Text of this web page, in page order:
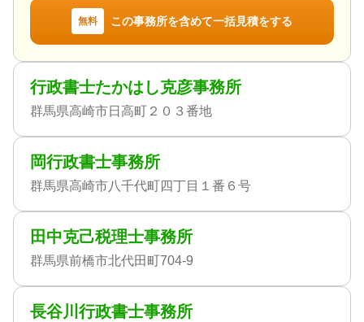
無料 この事務所を含めて一括見積をする
行政書士たかはし克彦事務所
群馬県高崎市日高町２０３番地
岡行政書士事務所
群馬県高崎市八千代町四丁目１番６号
田中克己税理士事務所
群馬県前橋市北代田町704-9
長谷川行政書士事務所